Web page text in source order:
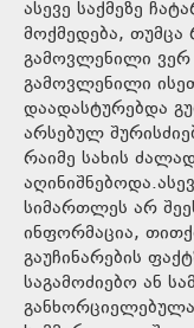
ასევე საქმეზე
მოქმედება, თუმცა
გამოვლენილი ვერ
გამოვლენილი
დაადასტურებდა
არსებულ
რაიმე სახის
სიმართლეს არ
ინფორმაცია,
გაუჩინარების
საგამოძიებო ან